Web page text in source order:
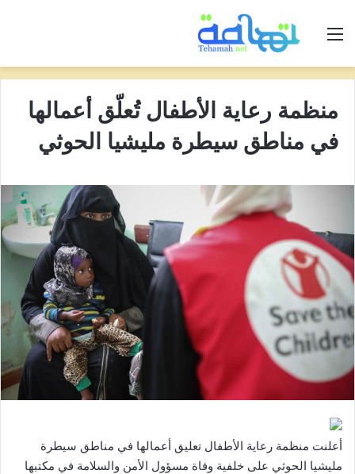
القائمة
منظمة رعاية الأطفال تُعلّق أعمالها
في مناطق سيطرة مليشيا الحوثي
أعلنت منظمة رعاية الأطفال تعليق أعمالها في مناطق سيطرة
مليشيا الحوثي على خلفية وفاة مسؤول الأمن والسلامة في مكتبها